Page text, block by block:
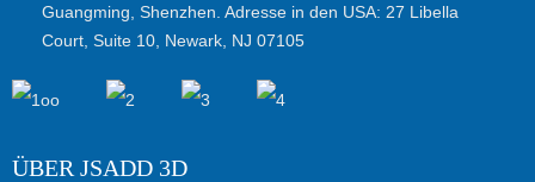
Guangming, Shenzhen. Adresse in den USA: 27 Libella
Court, Suite 10, Newark, NJ 07105
ÜBER JSADD 3D